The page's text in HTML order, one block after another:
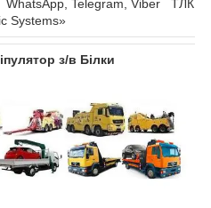
WhatsApp, Telegram, Viber ТЛК
Systems»
з/в Білки